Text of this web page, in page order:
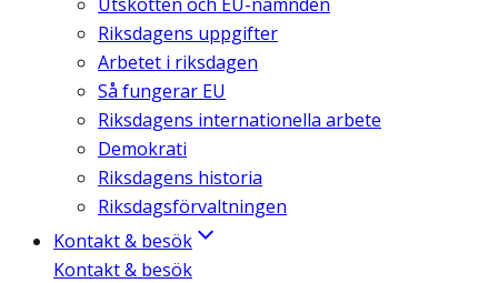
Riksdagens uppgifter
Arbetet i riksdagen
Så fungerar EU
Riksdagens internationella arbete
Demokrati
Riksdagens historia
Riksdagsförvaltningen
Kontakt & besök
Kontakt & besök